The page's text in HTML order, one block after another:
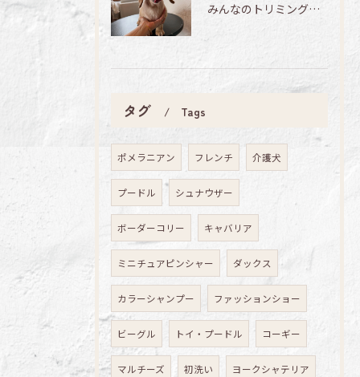
みんなのトリミング日記🌟
タグ Tags
ポメラニアン フレンチ 介護犬
プードル シュナウザー
ボーダーコリー キャバリア
ミニチュアピンシャー ダックス
カラーシャンプー ファッションショー
ビーグル トイ・プードル コーギー
マルチーズ 初洗い ヨークシャテリア